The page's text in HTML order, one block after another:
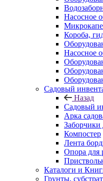
Насосное
Короба,
Насосное
Садовый
Назад
Садовый
Арка
Заборчики
Компостер
Лента
Опора для
Каталоги и
Грунты,